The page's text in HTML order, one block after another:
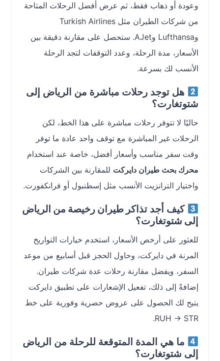
وعودة أو ذهاب فقط، ثم عرض أفضل الرحلات المتاحة
من شركات الطيران مثل Turkish Airlines
وLufthansa وAJet. ستحصل على مقارنة دقيقة بين
الأسعار، مدة الرحلة، وعدد التوقفات لتجد الرحلة
الأنسب لك بسرعة.
هل توجد رحلات مباشرة من الرياض إلى
شتوتغارت؟
حاليًا لا تتوفر رحلات مباشرة على هذا الخط، لكن
الرحلات غير المباشرة مع توقف واحد عادة ما توفر
وقت سفر مناسب وأسعار أفضل، خاصة عند استخدام
محرك بحث طيران دايركتللمقارنة بين الشركات
واختيار الترانزيت الأنسب مثل إسطنبول أو فرانكفورت.
كيف أجدتذاكر طيران رخيصة من الرياض
إلى شتوتغارت؟
للعثور على أرخص الأسعار، استخدم خيارات التواريخ
المرنة في دايركت، وحاول الحجز قبل أسابيع من موعد
السفر، ويفضل مقارنة رحلات عدة شركات طيران.
إضافةً إلى ذلك، تفعيل الإشعارات على تطبيق دايركت
يتيح لك الحصول على عروض حصرية وفورية على خط
RUH → STR.
ما هي المدة المتوقعة للرحلة من الرياض
إلى شتوتغارت؟